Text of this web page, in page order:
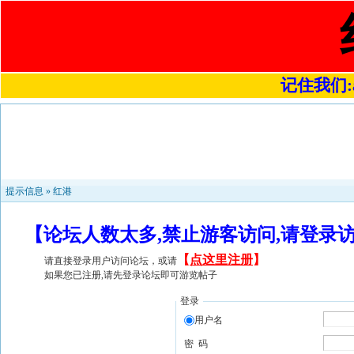
记住我们
提示信息 » 红港
【论坛人数太多,禁止游客访问,请登
请直接登录用户访问论坛，或请 【 点这里注册】
如果您已注册,请先登录论坛即可游览帖子
登录
用户名
密 码